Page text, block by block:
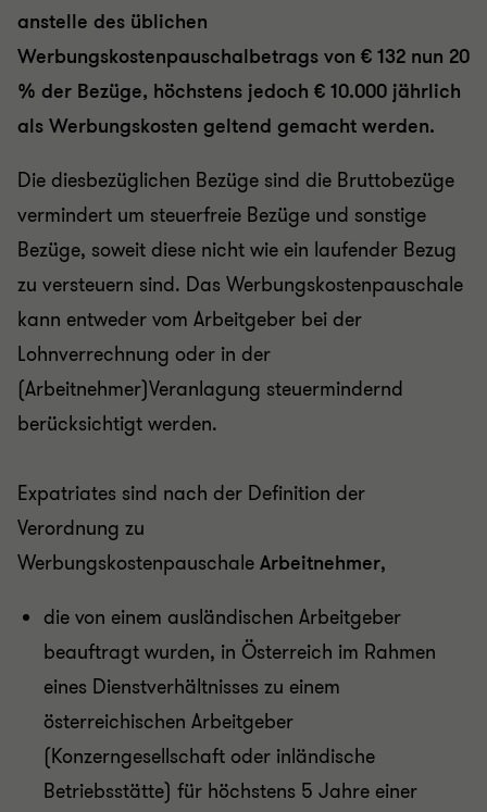
anstelle des üblichen
Werbungskostenpauschalbetrags von € 132 nun 20
% der Bezüge, höchstens jedoch € 10.000 jährlich
als Werbungskosten geltend gemacht werden.
Die diesbezüglichen Bezüge sind die Bruttobezüge
vermindert um steuerfreie Bezüge und sonstige
Bezüge, soweit diese nicht wie ein laufender Bezug
zu versteuern sind. Das Werbungskostenpauschale
kann entweder vom Arbeitgeber bei der
Lohnverrechnung oder in der
(Arbeitnehmer)Veranlagung steuermindernd
berücksichtigt werden.
Expatriates sind nach der Definition der
Verordnung zu
Werbungskostenpauschale Arbeitnehmer,
die von einem ausländischen Arbeitgeber
beauftragt wurden, in Österreich im Rahmen
eines Dienstverhältnisses zu einem
österreichischen Arbeitgeber
(Konzerngesellschaft oder inländische
Betriebsstätte) für höchstens 5 Jahre einer